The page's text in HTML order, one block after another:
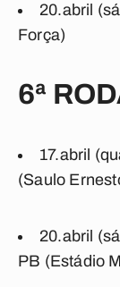
20.abril
Força)
6ª
17.abril
(Saulo
20.abril
PB (Estádio